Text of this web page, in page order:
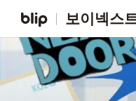
보이넥스